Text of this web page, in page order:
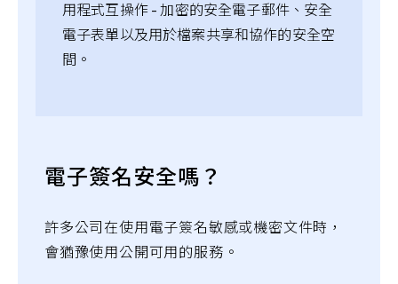
用程式互操作 - 加密的安全電子郵件、安全
電子表單以及用於檔案共享和協作的安全空
間。
電子簽名安全嗎？
許多公司在使用電子簽名敏感或機密文件時，
會猶豫使用公開可用的服務。